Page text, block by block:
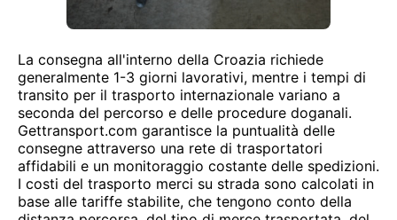
La consegna all'interno della Croazia richiede
generalmente 1-3 giorni lavorativi, mentre i tempi di
transito per il trasporto internazionale variano a
seconda del percorso e delle procedure doganali.
Gettransport.com garantisce la puntualità delle
consegne attraverso una rete di trasportatori
affidabili e un monitoraggio costante delle spedizioni.
I costi del trasporto merci su strada sono calcolati in
base alle tariffe stabilite, che tengono conto della